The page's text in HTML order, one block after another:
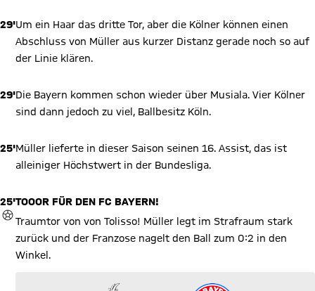
29'Um ein Haar das dritte Tor, aber die Kölner können einen
Abschluss von Müller aus kurzer Distanz gerade noch so auf
der Linie klären.
29'Die Bayern kommen schon wieder über Musiala. Vier Kölner
sind dann jedoch zu viel, Ballbesitz Köln.
25'Müller lieferte in dieser Saison seinen 16. Assist, das ist
alleiniger Höchstwert in der Bundesliga.
25'
TOR
TOOOR FÜR DEN FC BAYERN!
Traumtor von von Tolisso! Müller legt im Strafraum stark
zurück und der Franzose nagelt den Ball zum 0:2 in den
Winkel.